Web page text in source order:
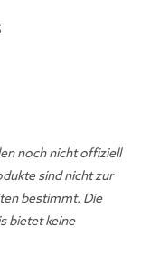
noch nicht offiziell
sind nicht zur
bestimmt. Die
bietet keine